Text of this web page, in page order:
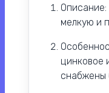
Описание:
мелкую и
цинковое
снабжены